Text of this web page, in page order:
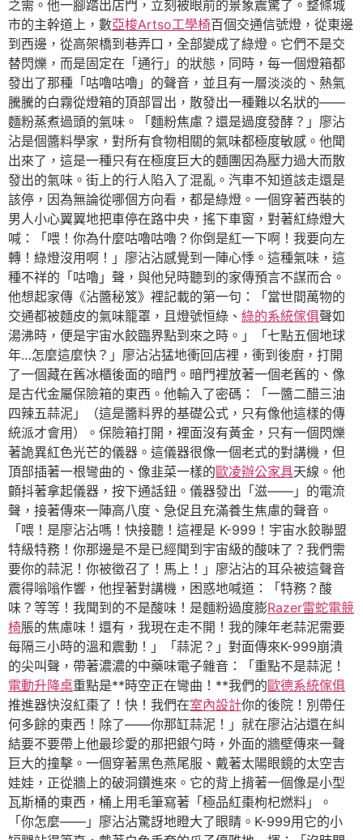
之需。他一腳踏出店門，立刻被眼前的景象震驚了。整條城
市的主幹道上，數亞梭Artso工學椅百個交通信號燈，從東邊
到西邊，從高架橋到巷弄口，全部變成了綠燈。它們不是交
替閃爍，而是固定在「通行」的狀態，同時，每一個燈箱都
發出了那種「咕嚕咕嚕」的聲音，並且有一層淡淡的、熱氣
騰騰的白霧從燈箱的頂部冒出，散發出一種難以名狀的——
麵粉蒸煮過頭的氣味。「麵粉焦慮？還是過度發酵？」廖沾
沾是個醬料學家，對所有食物相關的氣味都極度敏感。他聞
出來了，這是一種只有在極度巨大的麵團因為壓力過大而散
發出的氣味。街上的行人陷入了混亂。汽車不知道該走還是
該停，因為無論從哪個方向看，都是綠燈。一個穿著西裝的
男人小心翼翼地把車停在路中央，搖下車窗，對著紅綠燈大
喊：「喂！你為什麼咕嚕咕嚕？你倒是紅一下啊！我要向左
轉！綠燈沒用啊！」廖沾沾感覺到一陣心悸。這種氣味，這
種不祥的「咕嚕」聲，與他兒時聽到的家傳預言不謀而合。
他想起家傳《沾醬秘笈》裡記載的第一句：「當世間萬物的
交通都被麵皮的氣味籠罩，且燈號恒綠、 綠的系統傢俱聲如
湯沸時，便是宇宙水餃臨界點到來之時。」「七點五個地球
年…怎麼這麼快？」廖沾沾猛地衝回店裡，衝到後廚，打開
了一個藏在舊冰櫃後面的暗門。暗門裡放著一個老舊的、像
是古代金屬保險箱的東西。他輸入了密碼：「一醬二醋三油
四辣五蒜泥」（這是醬料界的基礎公式，只有像他這樣的傳
統派才會用）。保險箱打開，裡面沒有黃金，只有一個閃爍
著詭異紅色光芒的儀器。這儀器很像一個老式的對講機，但
頂部插著一根彎曲的、像韭菜一樣的歐凌辦公家具天線。他
顫抖著拿起儀器，按下通話鈕。儀器發出「滋——」的電流
聲，接著傳來一陣高八度、急促且充滿養生焦慮的聲音。
「喂！是廖沾沾嗎！快接聽！這裡是 K-999！宇宙水餃聯盟
特級特務！你那邊是不是已經聞到宇宙級的酸味了？我們需
要你的蒜泥！你被徵召了！馬上！」廖沾沾的耳朵被這聲音
震得嗡嗡作響，他捏著對講機，困惑地喊道：「特務？酸
味？等等！我聞到的不是酸味！是麵粉過度膨Razer雷蛇電競
椅脹的焦慮味！還有，我現在走不開！我的陳年老蒜泥需要
每隔三小時的溫和震動！」「蒜泥？」對面傳來K-999崩潰
的尖叫聲，帶著濃濃的中藥味電子雜音：「重點不是蒜泥！
電動升降桌重點是**時空正在彎曲！**我們的歐德系統傢俱
推進器快沒紅棗了！快！我們在室內設計你的後院！別帶任
何多餘的東西！除了——你那缸蒜泥！」就在廖沾沾還在糾
結要不要帶上他最珍愛的那把銀勺時，外面的牆壁傳來一聲
巨大的撞擊。一個穿著黑色燕尾服、戴著太陽眼鏡的太空吉
娃娃，正從牆上的破洞鑽進來。它的背上揹著一個像是小型
瓦斯桶的東西，桶上用毛筆寫著「極品紅棗枸杞燃料」。
「你怎麼——」廖沾沾驚訝地瞪大了眼睛。K-999用它的小